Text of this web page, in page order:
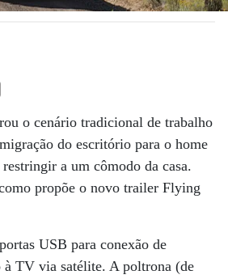
o cenário tradicional de trabalho
do escritório para o home
a um cômodo da casa.
propõe o novo trailer Flying
USB para conexão de
à TV via satélite. A poltrona (de